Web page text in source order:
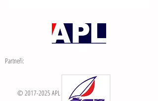
Partneři:
© 2017-2025 APL